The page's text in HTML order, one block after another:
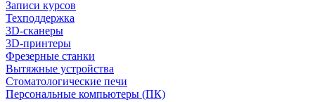
Записи курсов
Техподдержка
3D-сканеры
3D-принтеры
Фрезерные станки
Вытяжные устройства
Стоматологические печи
Персональные компьютеры (ПК)